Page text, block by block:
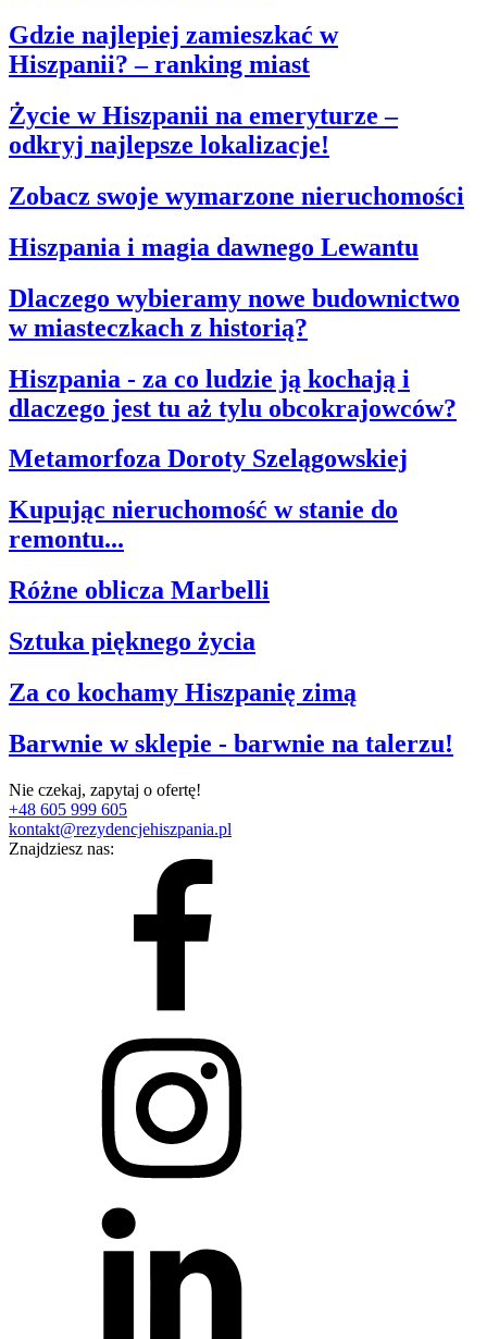
Gdzie najlepiej zamieszkać w
Hiszpanii? – ranking miast
Życie w Hiszpanii na emeryturze –
odkryj najlepsze lokalizacje!
Zobacz swoje wymarzone nieruchomości
Hiszpania i magia dawnego Lewantu
Dlaczego wybieramy nowe budownictwo
w miasteczkach z historią?
Hiszpania - za co ludzie ją kochają i
dlaczego jest tu aż tylu obcokrajowców?
Metamorfoza Doroty Szelągowskiej
Kupując nieruchomość w stanie do
remontu...
Różne oblicza Marbelli
Sztuka pięknego życia
Za co kochamy Hiszpanię zimą
Barwnie w sklepie - barwnie na talerzu!
Nie czekaj, zapytaj o ofertę!
+48 605 999 605
kontakt@rezydencjehiszpania.pl
Znajdziesz nas: